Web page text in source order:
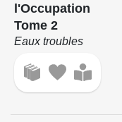
l'Occupation
Tome 2
Eaux troubles